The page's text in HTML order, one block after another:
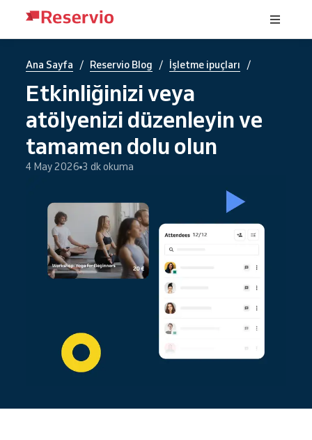
Ana Sayfa / Reservio Blog / İşletme ipuçları /
Etkinliğinizi veya
atölyenizi düzenleyin ve
tamamen dolu olun
4 May 2026 3 dk okuma